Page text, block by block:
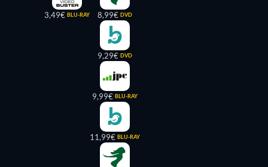
3,49€ BLU-RAY 8,99€ DVD
9,29€ DVD
9,99€ BLU-RAY
11,99€ BLU-RAY